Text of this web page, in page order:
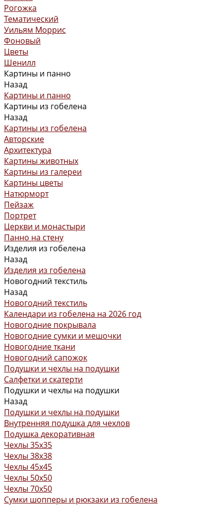
Рогожка
Тематический
Уильям Моррис
Фоновый
Цветы
Шенилл
Картины и панно
Назад
Картины и панно
Картины из гобелена
Назад
Картины из гобелена
Авторские
Архитектура
Картины животных
Картины из галереи
Картины цветы
Натюрморт
Пейзаж
Портрет
Церкви и монастыри
Панно на стену
Изделия из гобелена
Назад
Изделия из гобелена
Новогодний текстиль
Назад
Новогодний текстиль
Календари из гобелена на 2026 год
Новогодние покрывала
Новогодние сумки и мешочки
Новогодние ткани
Новогодний сапожок
Подушки и чехлы на подушки
Салфетки и скатерти
Подушки и чехлы на подушки
Назад
Подушки и чехлы на подушки
Внутренняя подушка для чехлов
Подушка декоративная
Чехлы 35x35
Чехлы 38х38
Чехлы 45x45
Чехлы 50x50
Чехлы 70x50
Сумки шопперы и рюкзаки из гобелена